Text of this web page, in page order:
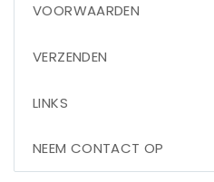
VOORWAARDEN
VERZENDEN
LINKS
NEEM CONTACT OP